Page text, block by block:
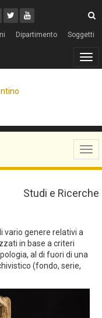
Twitter
Youtube
Dipartimento Soggetti
Studi e Ricerche
vario genere relativi a
in base a criteri
al di fuori di una
(fondo, serie,